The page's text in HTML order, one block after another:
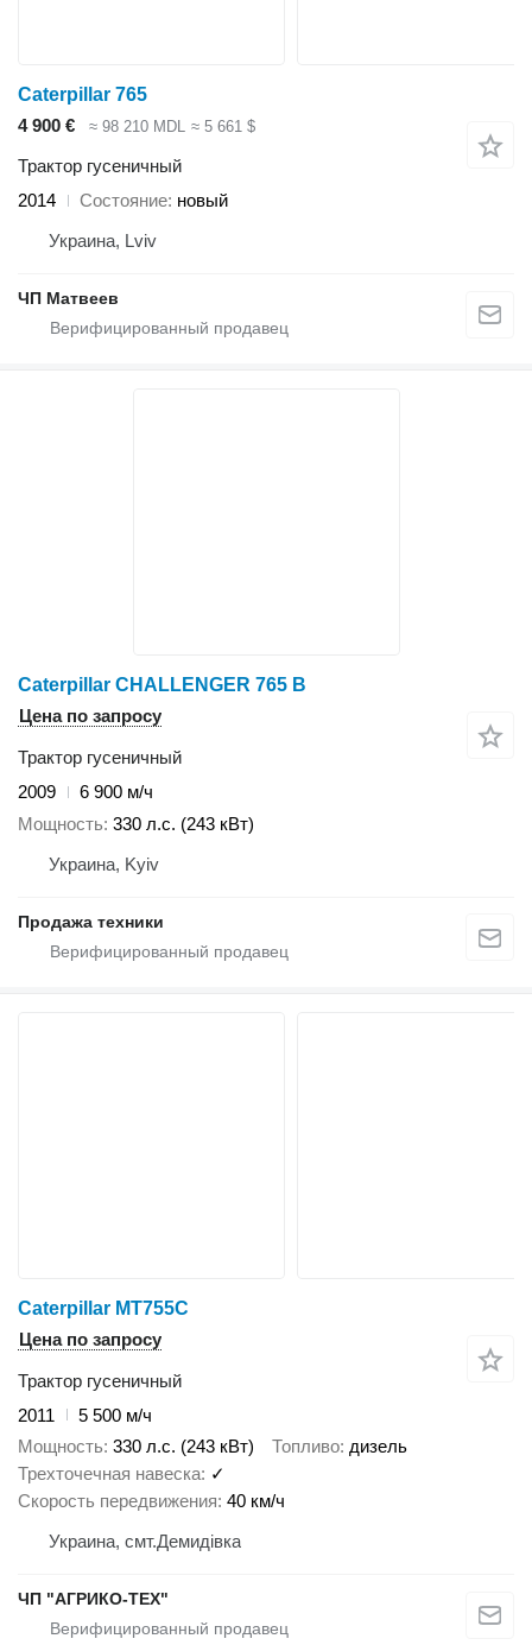
Caterpillar 765
4 900 €
≈ 98 210 MDL ≈ 5 661 $
Трактор гусеничный
2014
Состояние новый
Украина, Lviv
ЧП Матвеев
Caterpillar CHALLENGER 765 B
Цена по запросу
Трактор гусеничный
2009
6 900 м/ч
Мощность 330 л.с. (243 кВт)
Украина, Kyiv
Продажа техники
Caterpillar MT755C
Цена по запросу
Трактор гусеничный
2011
5 500 м/ч
Мощность 330 л.с. (243 кВт) Топливо дизель
Трехточечная навеска ✓
Скорость передвижения 40 км/ч
Украина, смт.Демидівка
ЧП "АГРИКО-ТЕХ"